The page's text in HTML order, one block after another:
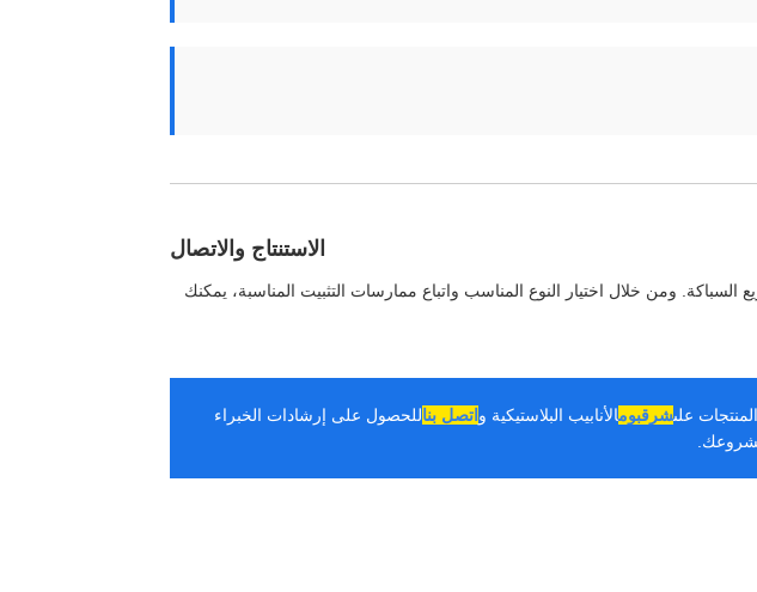
الاستنتاج والاتصال
ومن خلال اختيار النوع المناسب واتباع ممارسات التثبيت المناسبة، يمكنك
شرقبومالأنابيب البلاستيكية و اتصل بناللحصول على إرشادات الخبراء